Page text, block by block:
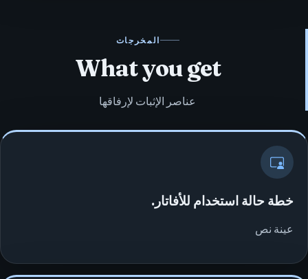
المخرجات
What you get
عناصر الإثبات لإرفاقها
خطة حالة استخدام للأفاتار.
عينة نص